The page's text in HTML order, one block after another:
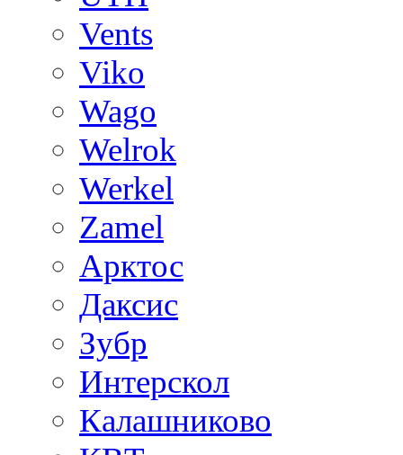
Vents
Viko
Wago
Welrok
Werkel
Zamel
Арктос
Даксис
Зубр
Интерскол
Калашниково